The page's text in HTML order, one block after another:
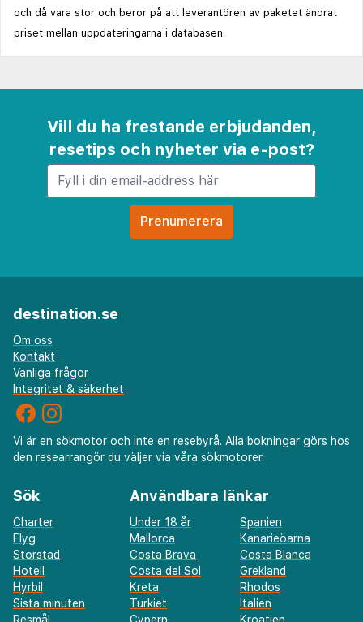
och då vara stor och beror på att leverantören av paketet ändrat
priset mellan uppdateringarna i databasen.
Vill du ha frestande erbjudanden,
resetips och nyheter via e-post?
destination.se
Om oss
Kontakt
Vanliga frågor
Integritet & säkerhet
Vi är en sökmotor och inte en resebyrå. Alla bokningar görs hos
den researrangör du väljer via våra sökmotorer.
Sök
Charter
Flyg
Storstad
Hotell
Hyrbil
Sista minuten
Användbara länkar
Under 18 år
Spanien
Mallorca
Kanarieöarna
Costa Brava
Costa Blanca
Costa del Sol
Grekland
Kreta
Rhodos
Turkiet
Italien